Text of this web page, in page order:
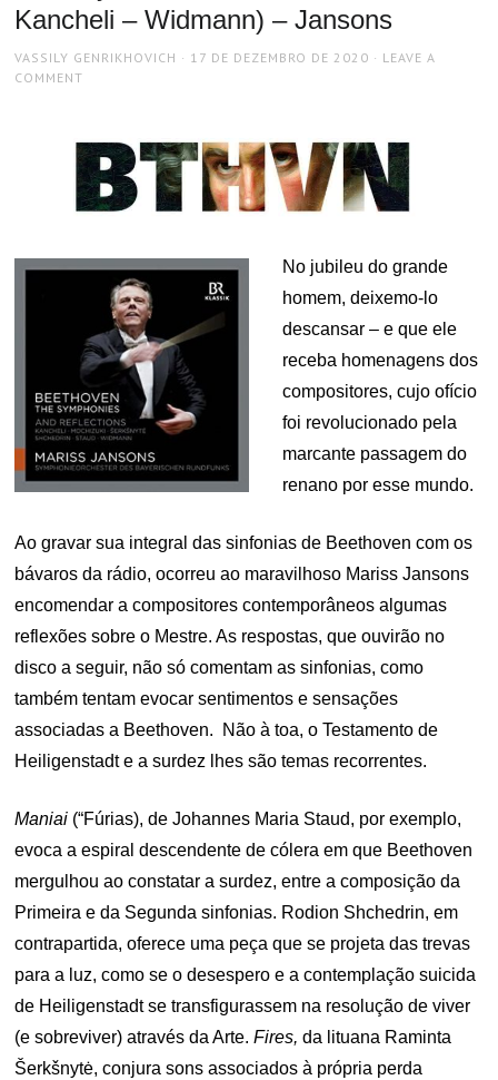
Kancheli – Widmann) – Jansons
AUTHOR
VASSILY GENRIKHOVICH
POSTED
17 DE DEZEMBRO DE 2020
LEAVE A
COMMENT
No jubileu do grande
homem, deixemo-lo
descansar – e que ele
receba homenagens dos
compositores, cujo ofício
foi revolucionado pela
marcante passagem do
renano por esse mundo.
Ao gravar sua integral das sinfonias de Beethoven com os
bávaros da rádio, ocorreu ao maravilhoso Mariss Jansons
encomendar a compositores contemporâneos algumas
reflexões sobre o Mestre. As respostas, que ouvirão no
disco a seguir, não só comentam as sinfonias, como
também tentam evocar sentimentos e sensações
associadas a Beethoven. Não à toa, o Testamento de
Heiligenstadt e a surdez lhes são temas recorrentes.
Maniai (“Fúrias), de Johannes Maria Staud, por exemplo,
evoca a espiral descendente de cólera em que Beethoven
mergulhou ao constatar a surdez, entre a composição da
Primeira e da Segunda sinfonias. Rodion Shchedrin, em
contrapartida, oferece uma peça que se projeta das trevas
para a luz, como se o desespero e a contemplação suicida
de Heiligenstadt se transfigurassem na resolução de viver
(e sobreviver) através da Arte.Fires,da lituana Raminta
Šerkšnytė, conjura sons associados à própria perda